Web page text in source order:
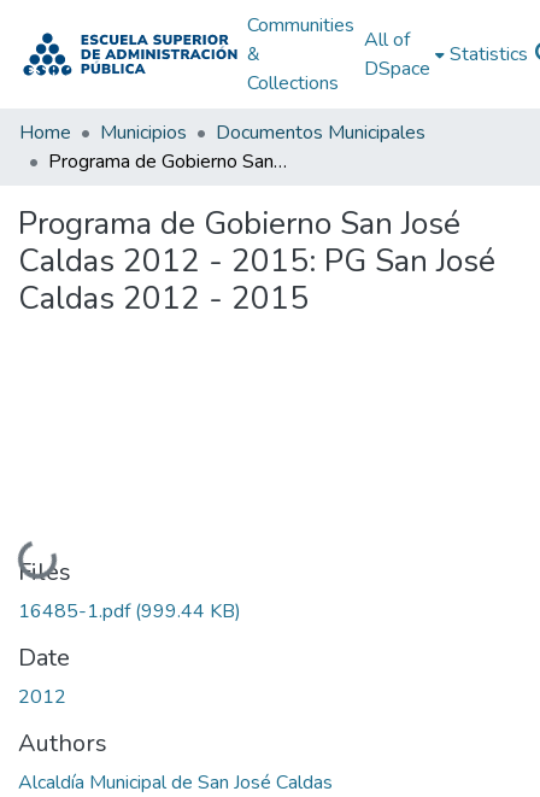
Communities
&
Collections
All of
DSpace
Statistics
Home Municipios
Documentos Municipales
Programa de Gobierno San José Caldas 2012 - 2015: PG San José Caldas 2012 - 2015
Programa de Gobierno San José
Caldas 2012 - 2015: PG San José
Caldas 2012 - 2015
Loading...
Files
16485-1.pdf(999.44 KB)
Date
2012
Authors
Alcaldía Municipal de San José Caldas